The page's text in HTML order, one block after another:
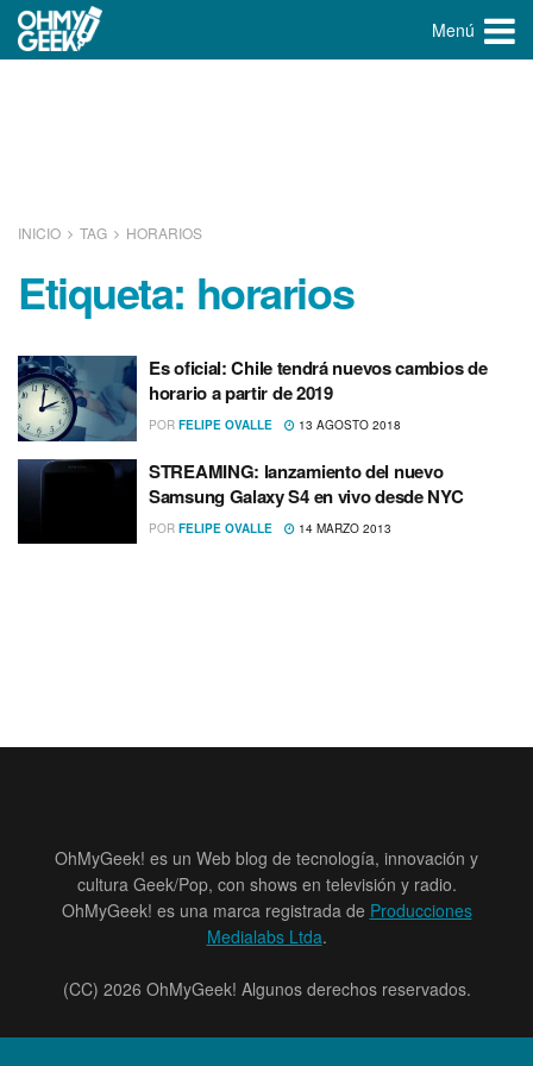
Menú
INICIO TAG HORARIOS
Etiqueta: horarios
Es oficial: Chile tendrá nuevos cambios de
horario a partir de 2019
POR FELIPE OVALLE 13 AGOSTO 2018
STREAMING: lanzamiento del nuevo
Samsung Galaxy S4 en vivo desde NYC
POR FELIPE OVALLE 14 MARZO 2013
OhMyGeek! es un Web blog de tecnología, innovación y
cultura Geek/Pop, con shows en televisión y radio.
OhMyGeek! es una marca registrada de Producciones
Medialabs Ltda.
(CC) 2026 OhMyGeek! Algunos derechos reservados.